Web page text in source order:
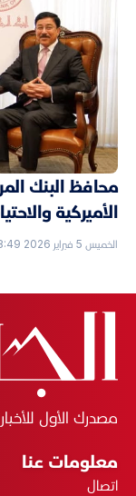
محافظ البنك
الأميركية
الخميس 5 فبراير 2026 08:49 م
مصدرك الأول
معلومات عنا
اتصال